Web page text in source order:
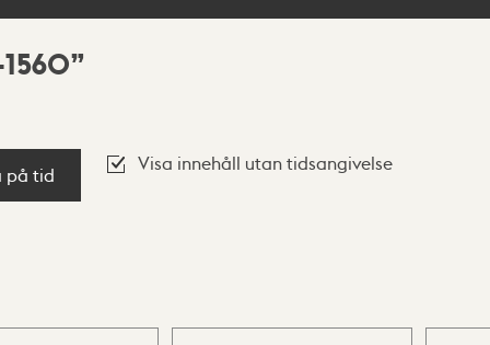
på tid
Visa innehåll utan tidsangivelse